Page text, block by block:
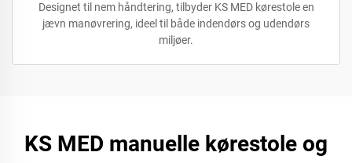
Designet til nem håndtering, tilbyder KS MED kørestole en
jævn manøvrering, ideel til både indendørs og udendørs
miljøer.
KS MED manuelle kørestole og